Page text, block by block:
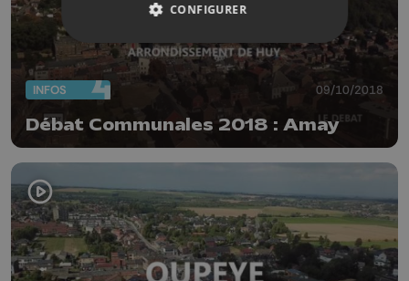
INFOS 09/10/2018
Débat Communales 2018 : Amay
CONFIGURER